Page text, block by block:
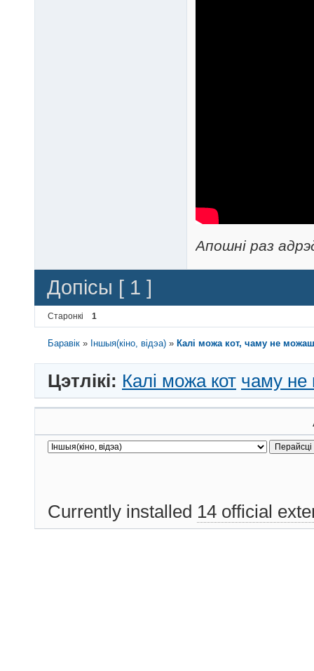
Апошні раз
Допісы [ 1 ]
Старонкі 1
Баравік » Іншыя(кіно, відэа) » Калі можа кот, чаму не
Цэтлікі: Калі можа кот чаму
Currently installed 14 official